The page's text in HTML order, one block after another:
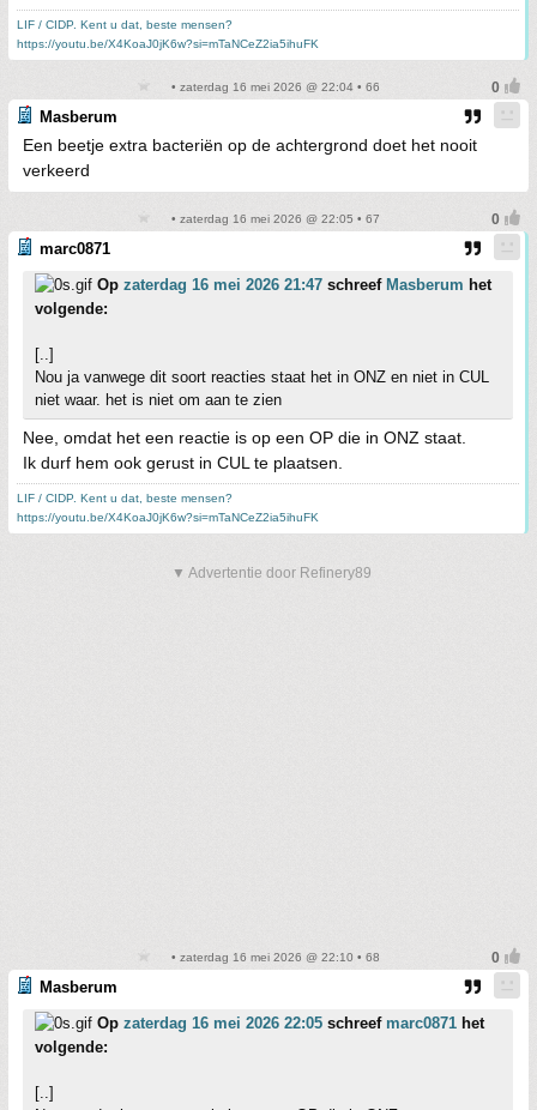
LIF / CIDP. Kent u dat, beste mensen?
https://youtu.be/X4KoaJ0jK6w?si=mTaNCeZ2ia5ihuFK
• zaterdag 16 mei 2026 @ 22:04 • 66
Masberum
Een beetje extra bacteriën op de achtergrond doet het nooit
verkeerd
• zaterdag 16 mei 2026 @ 22:05 • 67
marc0871
Op zaterdag 16 mei 2026 21:47 schreef Masberum het
volgende:
[..]
Nou ja vanwege dit soort reacties staat het in ONZ en niet in CUL
niet waar. het is niet om aan te zien
Nee, omdat het een reactie is op een OP die in ONZ staat.
Ik durf hem ook gerust in CUL te plaatsen.
LIF / CIDP. Kent u dat, beste mensen?
https://youtu.be/X4KoaJ0jK6w?si=mTaNCeZ2ia5ihuFK
▼ Advertentie door Refinery89
• zaterdag 16 mei 2026 @ 22:10 • 68
Masberum
Op zaterdag 16 mei 2026 22:05 schreef marc0871 het
volgende:
[..]